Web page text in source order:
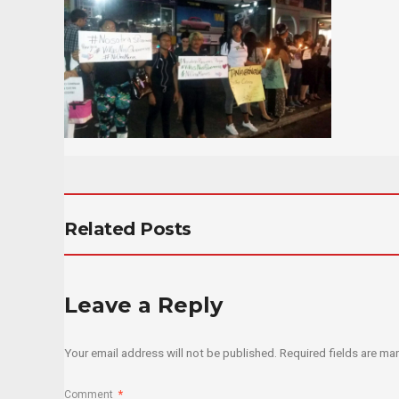
Related Posts
Leave a Reply
Your email address will not be published. Required fields are
Comment *